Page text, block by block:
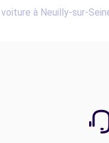
à Neuilly-sur-